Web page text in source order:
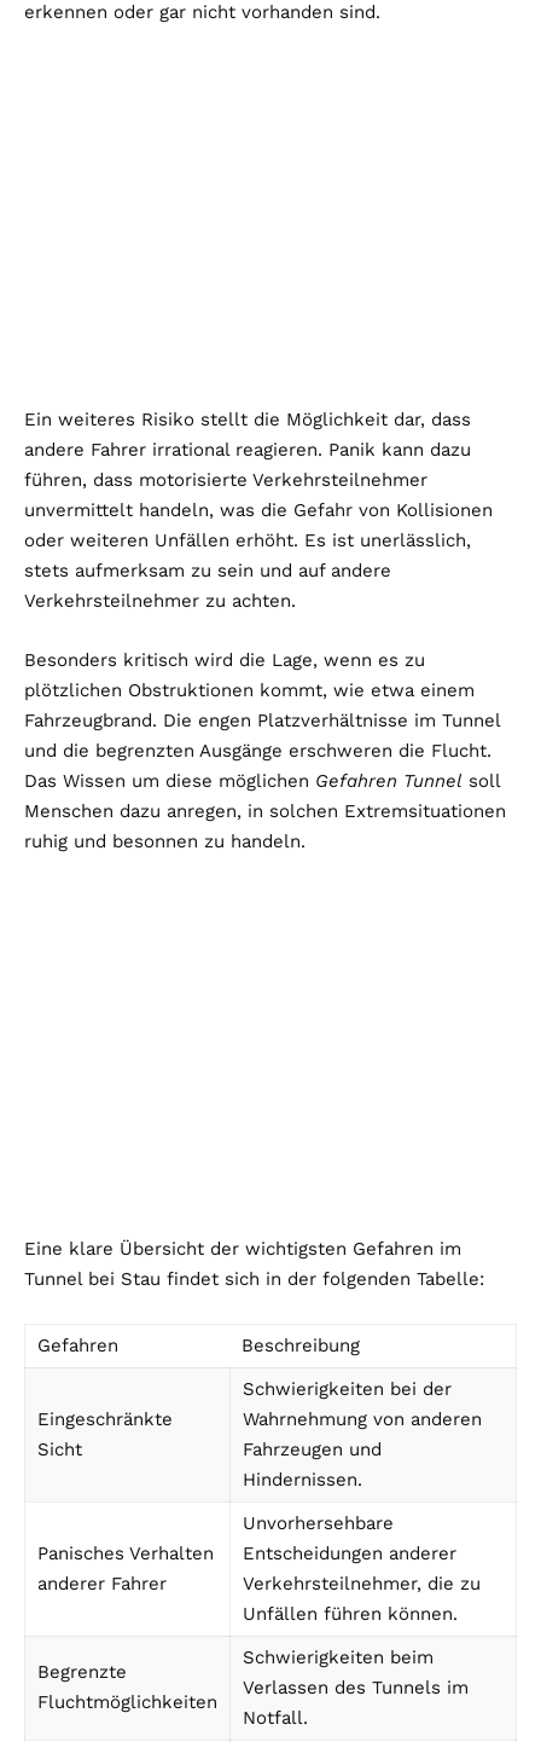
erkennen oder gar nicht vorhanden sind.
Ein weiteres Risiko stellt die Möglichkeit dar, dass
andere Fahrer irrational reagieren. Panik kann dazu
führen, dass motorisierte Verkehrsteilnehmer
unvermittelt handeln, was die Gefahr von Kollisionen
oder weiteren Unfällen erhöht. Es ist unerlässlich,
stets aufmerksam zu sein und auf andere
Verkehrsteilnehmer zu achten.
Besonders kritisch wird die Lage, wenn es zu
plötzlichen Obstruktionen kommt, wie etwa einem
Fahrzeugbrand. Die engen Platzverhältnisse im Tunnel
und die begrenzten Ausgänge erschweren die Flucht.
Das Wissen um diese möglichen Gefahren Tunnel soll
Menschen dazu anregen, in solchen Extremsituationen
ruhig und besonnen zu handeln.
Eine klare Übersicht der wichtigsten Gefahren im
Tunnel bei Stau findet sich in der folgenden Tabelle:
Gefahren Beschreibung
Eingeschränkte
Sicht
Schwierigkeiten bei der
Wahrnehmung von anderen
Fahrzeugen und
Hindernissen.
Panisches Verhalten
anderer Fahrer
Unvorhersehbare
Entscheidungen anderer
Verkehrsteilnehmer, die zu
Unfällen führen können.
Begrenzte
Fluchtmöglichkeiten
Schwierigkeiten beim
Verlassen des Tunnels im
Notfall.